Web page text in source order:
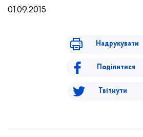
01.09.2015
Надрукувати
Поділитися
Твітнути